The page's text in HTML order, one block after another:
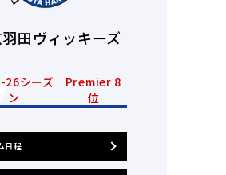
田ヴィッキーズ
26シーズ
ン
Premier 8
位
日程